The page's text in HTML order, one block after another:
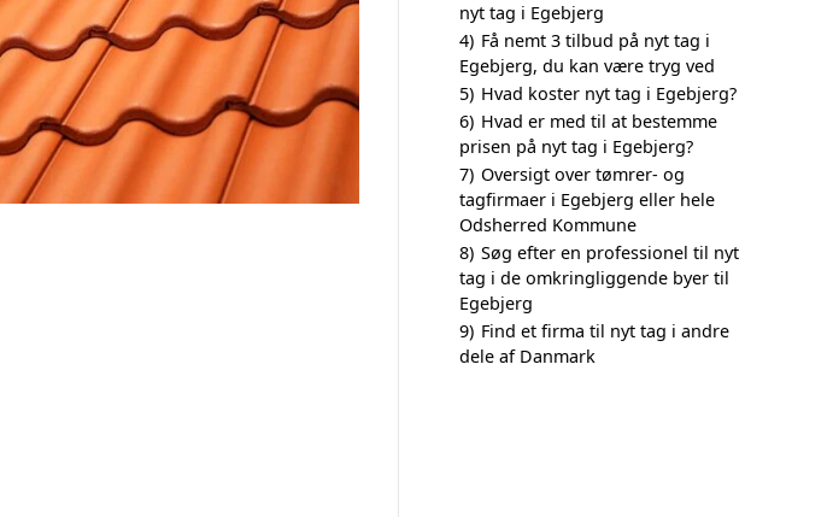
nyt tag i Egebjerg
4) Få nemt 3 tilbud på nyt tag i
Egebjerg, du kan være tryg ved
5) Hvad koster nyt tag i Egebjerg?
6) Hvad er med til at bestemme
prisen på nyt tag i Egebjerg?
7) Oversigt over tømrer- og
tagfirmaer i Egebjerg eller hele
Odsherred Kommune
8) Søg efter en professionel til nyt
tag i de omkringliggende byer til
Egebjerg
9) Find et firma til nyt tag i andre
dele af Danmark